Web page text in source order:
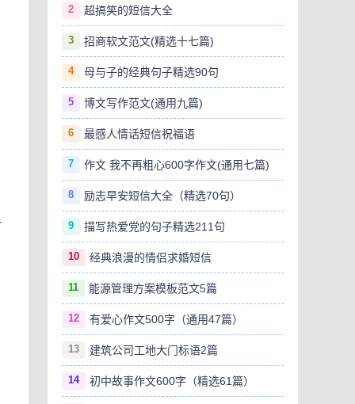
2 超搞笑的短信大全
3 招商软文范文(精选十七篇)
4 母与子的经典句子精选90句
5 博文写作范文(通用九篇)
6 最感人情话短信祝福语
7 作文 我不再粗心600字作文(通用七篇)
8 励志早安短信大全（精选70句）
9 描写热爱党的句子精选211句
10 经典浪漫的情侣求婚短信
11 能源管理方案模板范文5篇
12 有爱心作文500字（通用47篇）
13 建筑公司工地大门标语2篇
14 初中故事作文600字（精选61篇）